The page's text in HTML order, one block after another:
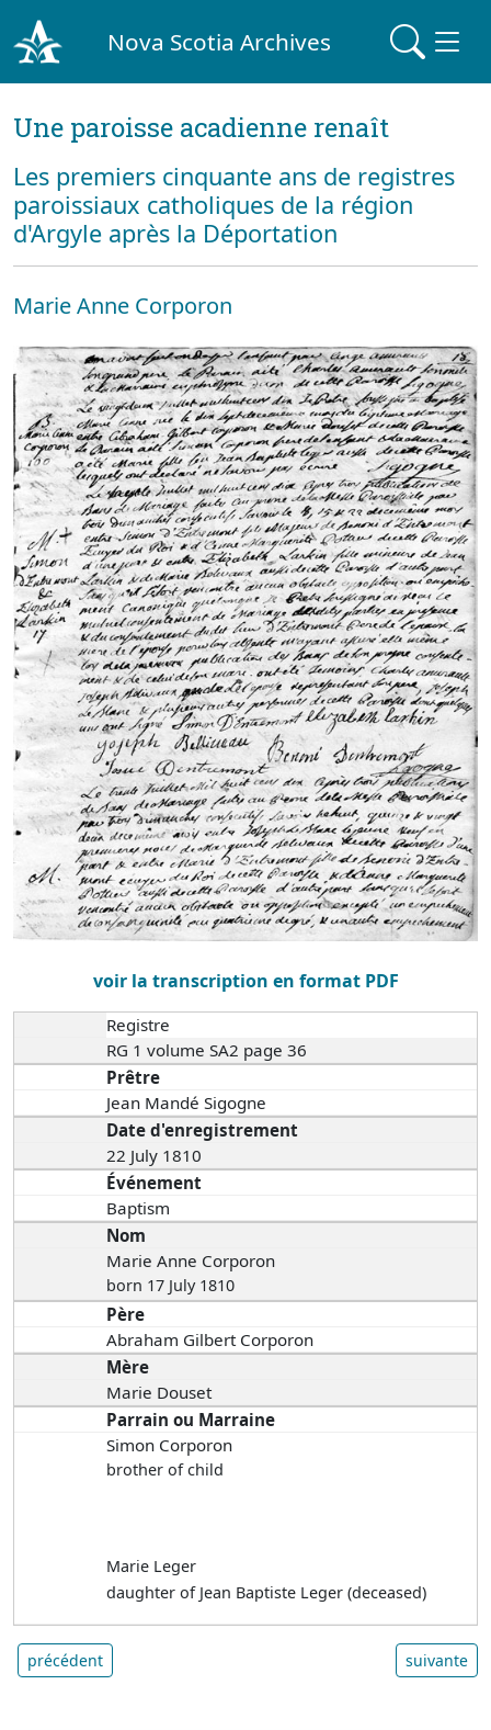
Nova Scotia Archives
Une paroisse acadienne renaît
Les premiers cinquante ans de registres
paroissiaux catholiques de la région
d'Argyle après la Déportation
Marie Anne Corporon
voir la transcription en format PDF
Registre
RG 1 volume SA2 page 36
Prêtre
Jean Mandé Sigogne
Date d'enregistrement
22 July 1810
Événement
Baptism
Nom
Marie Anne Corporon
born 17 July 1810
Père
Abraham Gilbert Corporon
Mère
Marie Douset
Parrain ou Marraine
Simon Corporon
brother of child
Marie Leger
daughter of Jean Baptiste Leger (deceased)
précédent suivante